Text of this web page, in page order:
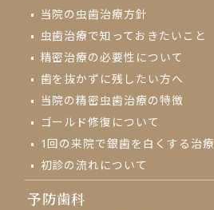
当院の虫歯治療方針
虫歯治療で知っておきたいこと
精密治療の必要性について
歯を抜かずに残したい方へ
当院の精密虫歯治療の特徴
ゴールド修復について
1回の来院で銀歯を白くする治療
初診の流れについて
予防歯科